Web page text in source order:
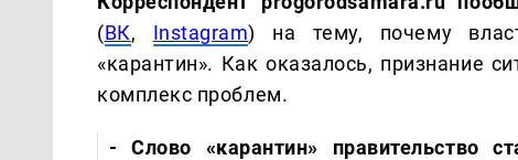
(ВК, Instagram) на тему, почему
«карантин». Как оказалось, признание
комплекс проблем.
- Слово «карантин» правительство